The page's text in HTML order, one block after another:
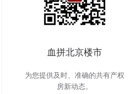
血拼北京楼市
为您提供及时、准确的共有产权
房新动态。